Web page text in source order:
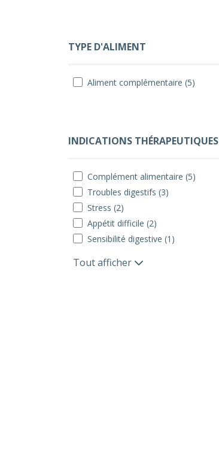
TYPE D'ALIMENT
Aliment complémentaire (5)
INDICATIONS THÉRAPEUTIQUES
Complément alimentaire (5)
Troubles digestifs (3)
Stress (2)
Appétit difficile (2)
Sensibilité digestive (1)
Tout afficher